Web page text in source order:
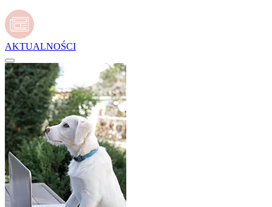
AKTUALNOŚCI